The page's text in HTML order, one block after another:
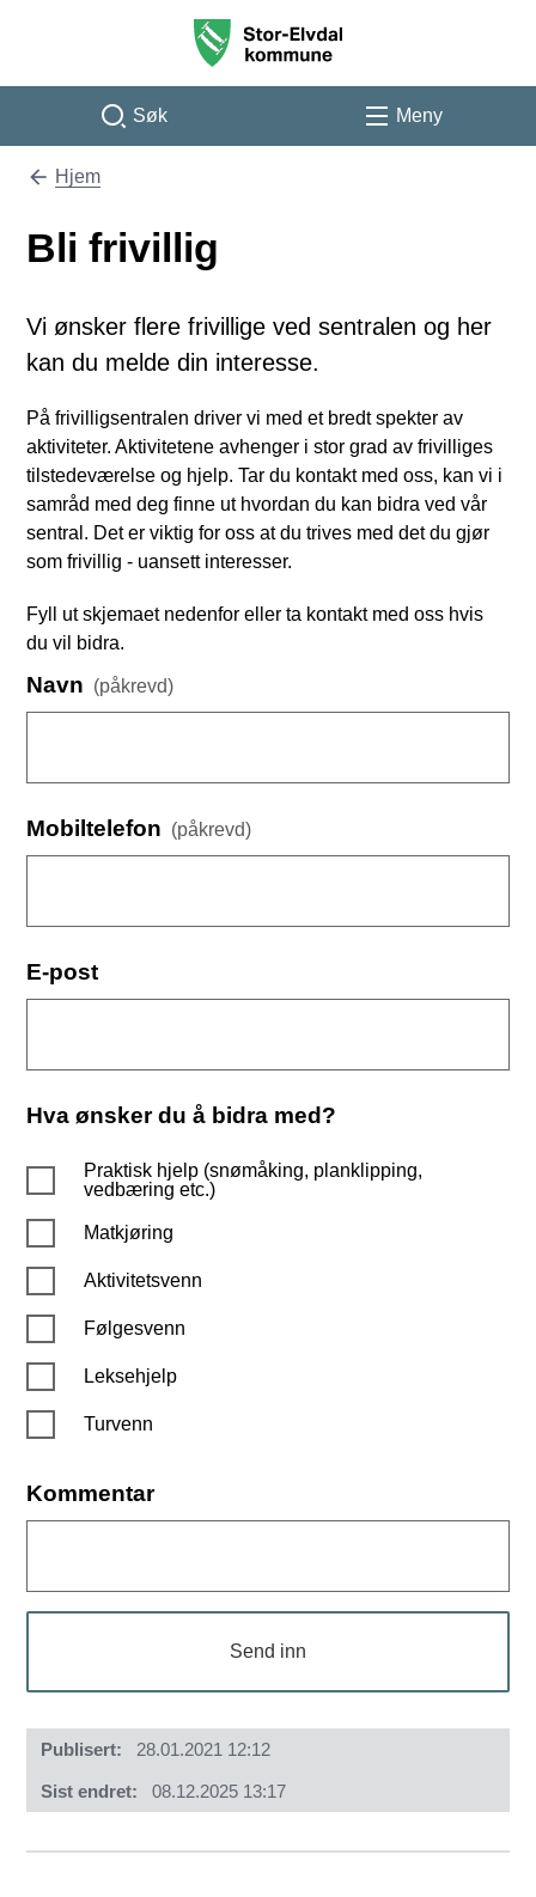
Stor-Elvdal kommune
Søk Meny
Du er her:
Hjem
Bli frivillig
Vi ønsker flere frivillige ved sentralen og her
kan du melde din interesse.
På frivilligsentralen driver vi med et bredt spekter av
aktiviteter. Aktivitetene avhenger i stor grad av frivilliges
tilstedeværelse og hjelp. Tar du kontakt med oss, kan vi i
samråd med deg finne ut hvordan du kan bidra ved vår
sentral. Det er viktig for oss at du trives med det du gjør
som frivillig - uansett interesser.
Fyll ut skjemaet nedenfor eller ta kontakt med oss hvis
du vil bidra.
Navn (påkrevd)
Mobiltelefon (påkrevd)
E-post
Hva ønsker du å bidra med?
Praktisk hjelp (snømåking, planklipping,
vedbæring etc.)
Matkjøring
Aktivitetsvenn
Følgesvenn
Leksehjelp
Turvenn
Kommentar
Send inn
Publisert 28.01.2021 12:12
Sist endret 08.12.2025 13:17